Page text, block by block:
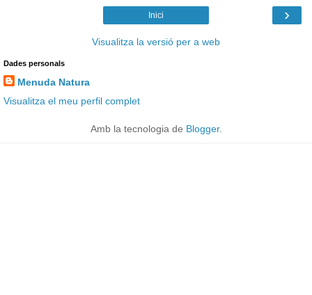
›
Inici
Visualitza la versió per a web
Dades personals
Menuda Natura
Visualitza el meu perfil complet
Amb la tecnologia de Blogger.